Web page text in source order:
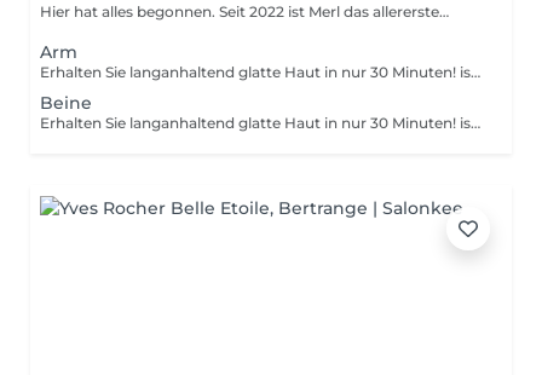
Hier hat alles begonnen. Seit 2022 ist Merl das allererste
Arm
Erhalten Sie langanhaltend glatte Haut in nur 30 Minuten! ist eine Methode zur Haarentfernung, bei der die Haare mitsamt der Haarfollikel mit warmem Wachs herausgezogen werden. Wie wird die Wachs-Epilation durchgeführt? - Vorbereitung (die Kosmetikerin trägt eine spezielle antiseptische Lotion auf die Haut auf) - Wachs wird aufgetragen (die Wachsmischung wird auf eine bestimmte Temperatur erhitzt und anschließend mit einem Holzspatel auf die Haut aufgetragen) - Enthaarung (nachdem das Wachs ausgehärtet ist, entfernt die Kosmetikerin die Wachsstreifen mit den Haaren durch scharfe Bewegungen) - Wachsreste werden entfernt (Wachsreste werden entfernt und Aloe-Vera-Creme wird aufgetragen) Altersbeschränkungen: empfohlenes Mindestalter ab 14 Jahren. Empfehlungen nach dem Eingriff: es wird empfohlen, innerhalb von 12 Stunden nach dem Eingriff kein heißes Bad zu nehmen, keine Sauna zu besuchen und nicht im Pool zu schwimmen, da dies zu Reizungen führen kann. Frequenz: einmal in 4 Wochen.
Beine
Erhalten Sie langanhaltend glatte Haut in nur 30 Minuten! ist eine Methode zur Haarentfernung, bei der die Haare mitsamt der Haarfollikel mit warmem Wachs herausgezogen werden. Wie wird die Wachs-Epilation durchgeführt? - Vorbereitung (die Kosmetikerin trägt eine spezielle antiseptische Lotion auf die Haut auf) - Wachs wird aufgetragen (die Wachsmischung wird auf eine bestimmte Temperatur erhitzt und anschließend mit einem Holzspatel auf die Haut aufgetragen) - Enthaarung (nachdem das Wachs ausgehärtet ist, entfernt die Kosmetikerin die Wachsstreifen mit den Haaren durch scharfe Bewegungen) - Wachsreste werden entfernt (Wachsreste werden entfernt und Aloe-Vera-Creme wird aufgetragen) Altersbeschränkungen: empfohlenes Mindestalter ab 14 Jahren. Empfehlungen nach dem Eingriff: es wird empfohlen, innerhalb von 12 Stunden nach dem Eingriff kein heißes Bad zu nehmen, keine Sauna zu besuchen und nicht im Pool zu schwimmen, da dies zu Reizungen führen kann. Frequenz: einmal in 4 Wochen.